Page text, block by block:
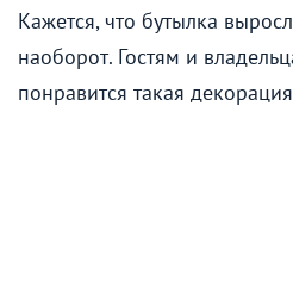
Кажется, что бутылка
наоборот. Гостям и
понравится такая